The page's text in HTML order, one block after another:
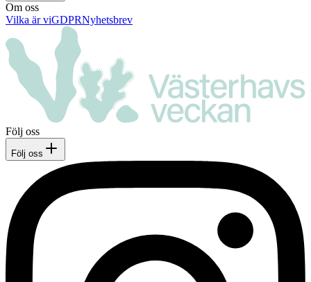
Om oss
Vilka är viGDPRNyhetsbrev
Följ oss
Följ oss